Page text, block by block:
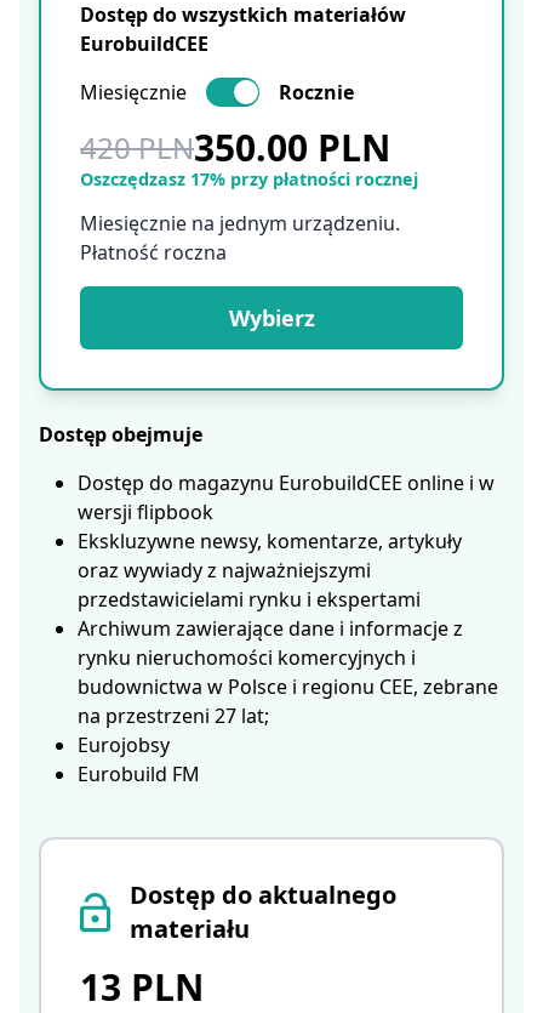
Dostęp do aktualnego
materiału
13 PLN
Dostęp do wszystkich materiałów
EurobuildCEE
Miesięcznie
Rocznie
420 PLN350.00 PLN
Oszczędzasz 17% przy płatności rocznej
Miesięcznie na jednym urządzeniu.
Płatność roczna
Wybierz
Dostęp obejmuje
Dostęp do magazynu EurobuildCEE online i w
wersji flipbook
Ekskluzywne newsy, komentarze, artykuły
oraz wywiady z najważniejszymi
przedstawicielami rynku i ekspertami
Archiwum zawierające dane i informacje z
rynku nieruchomości komercyjnych i
budownictwa w Polsce i regionu CEE, zebrane
na przestrzeni 27 lat;
Eurojobsy
Eurobuild FM